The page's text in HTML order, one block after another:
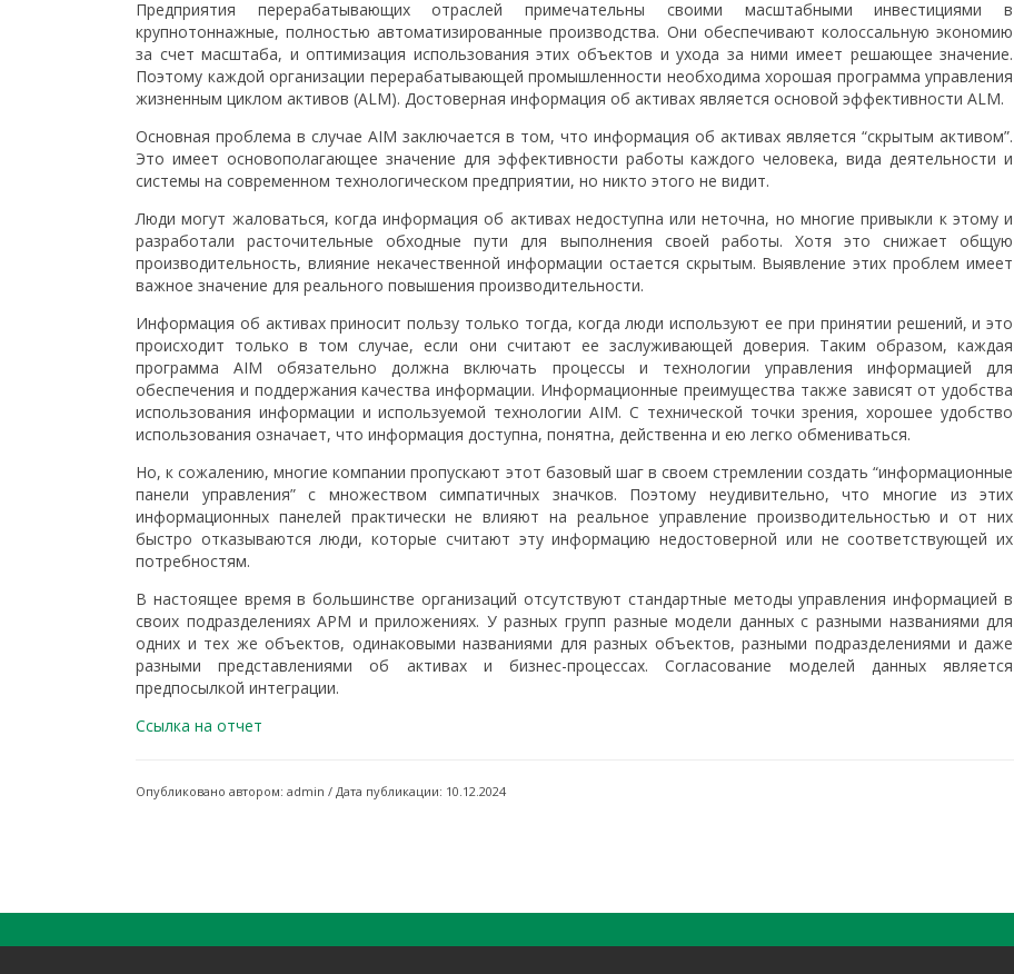
Предприятия перерабатывающих отраслей примечательны своими масштабными инвестициями в
крупнотоннажные, полностью автоматизированные производства. Они обеспечивают колоссальную экономию
за счет масштаба, и оптимизация использования этих объектов и ухода за ними имеет решающее значение.
Поэтому каждой организации перерабатывающей промышленности необходима хорошая программа управления
жизненным циклом активов (ALM). Достоверная информация об активах является основой эффективности ALM.
Основная проблема в случае AIM заключается в том, что информация об активах является “скрытым активом”.
Это имеет основополагающее значение для эффективности работы каждого человека, вида деятельности и
системы на современном технологическом предприятии, но никто этого не видит.
Люди могут жаловаться, когда информация об активах недоступна или неточна, но многие привыкли к этому и
разработали расточительные обходные пути для выполнения своей работы. Хотя это снижает общую
производительность, влияние некачественной информации остается скрытым. Выявление этих проблем имеет
важное значение для реального повышения производительности.
Информация об активах приносит пользу только тогда, когда люди используют ее при принятии решений, и это
происходит только в том случае, если они считают ее заслуживающей доверия. Таким образом, каждая
программа AIM обязательно должна включать процессы и технологии управления информацией для
обеспечения и поддержания качества информации. Информационные преимущества также зависят от удобства
использования информации и используемой технологии AIM. С технической точки зрения, хорошее удобство
использования означает, что информация доступна, понятна, действенна и ею легко обмениваться.
Но, к сожалению, многие компании пропускают этот базовый шаг в своем стремлении создать “информационные
панели управления” с множеством симпатичных значков. Поэтому неудивительно, что многие из этих
информационных панелей практически не влияют на реальное управление производительностью и от них
быстро отказываются люди, которые считают эту информацию недостоверной или не соответствующей их
потребностям.
В настоящее время в большинстве организаций отсутствуют стандартные методы управления информацией в
своих подразделениях APM и приложениях. У разных групп разные модели данных с разными названиями для
одних и тех же объектов, одинаковыми названиями для разных объектов, разными подразделениями и даже
разными представлениями об активах и бизнес-процессах. Согласование моделей данных является
предпосылкой интеграции.
Ссылка на отчет
Опубликовано автором: admin / Дата публикации: 10.12.2024